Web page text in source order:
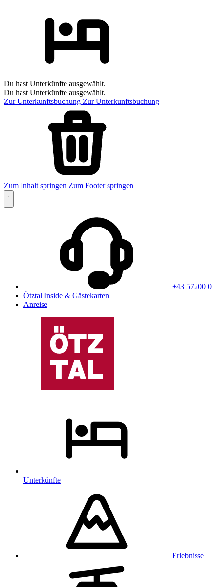
Du hast Unterkünfte ausgewählt.
Du hast Unterkünfte ausgewählt.
Zur Unterkunftsbuchung Zur Unterkunftsbuchung
Zum Inhalt springen Zum Footer springen
+43 57200 0
Ötztal Inside & Gästekarten
Anreise
Unterkünfte
Erlebnisse